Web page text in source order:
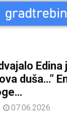
duša…”
07.06.2026